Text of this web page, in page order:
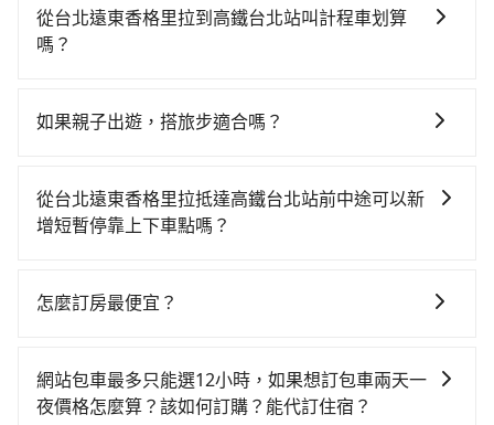
對的時間彈性，在北北基桃竹有提供甲地乙還的iRent應
該適合你。註冊完iRent的app後，可以每小時
的花費預估為$150~200，雖已將每小時40元路邊停車費
Yaris、Prius C、Vios這類乘坐體驗較差的車款，如果人
數超過四位，更是沒有較大的七人座或九人座可供選
修理，每一次租車都好像在開樂透一樣。另外，偶爾也
車或者要載其他乘客的人來說就有不小的風險。最後，
雖然路邊隨租隨還看似方便，但實際使用時還是有其區
從台北遠東香格里拉到高鐵台北站叫計程車划算
嗎？
灣大車隊、Uber、Line Taxi、Yoxi等，如果在路邊攔不
看。依照里程跳錶計算，價格約為140~170元間。雖然
台北遠東香格里拉到高鐵台北站的跳表小黃可能較為便
方便，反而能事先預約且品質穩定的tripool，可能更適
如果親子出遊，搭旅步適合嗎？
椅及兒童用增高墊供您選購(租借300元/個)，讓您和孩子
出遊時安全更有保障。
從台北遠東香格里拉抵達高鐵台北站前中途可以新
增短暫停靠上下車點嗎？
東香格里拉前往高鐵台北站的途中可備註加點。每個加
待時間，收取額外費用是必要的補償。
怎麼訂房最便宜？
OTA (online travel agent) 來完成，除了可以快速依據
地區、價位、人數、特殊需求來搜尋適合的旅店與房
網站包車最多只能選12小時，如果想訂包車兩天一
夜價格怎麼算？該如何訂購？能代訂住宿？